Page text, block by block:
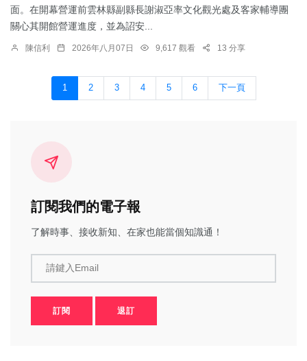
面。在開幕營運前雲林縣副縣長謝淑亞率文化觀光處及客家輔導團
關心其開館營運進度，並為詔安...
陳信利 2026年八月07日 9,617 觀看 13 分享
1 2 3 4 5 6 下一頁
訂閱我們的電子報
了解時事、接收新知、在家也能當個知識通！
請鍵入Email
訂閱 退訂